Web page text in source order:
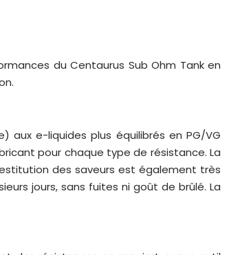
du Centaurus Sub Ohm Tank en
aux e-liquides plus équilibrés en PG/VG
pour chaque type de résistance. La
des saveurs est également très
jours, sans fuites ni goût de brûlé. La